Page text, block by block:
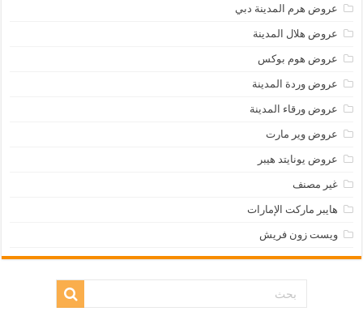
عروض هرم المدينة دبي
عروض هلال المدينة
عروض هوم بوكس
عروض وردة المدينة
عروض ورقاء المدينة
عروض وير مارت
عروض يونايتد هيبر
غير مصنف
هايبر ماركت الإمارات
ويست زون فريش